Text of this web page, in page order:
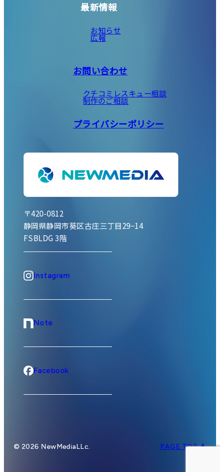
〒420-0812
静岡県静岡市葵区古庄三丁目29−14
FSBLDG 3階
Instagram
Note
Facebook
最新情報
お知らせ
広報
お問い合わせ
クチコミレスキュー相談
制作のご相談
プライバシーポリシー
© 2026 NewMediaLLc. PAGE TOP ▲